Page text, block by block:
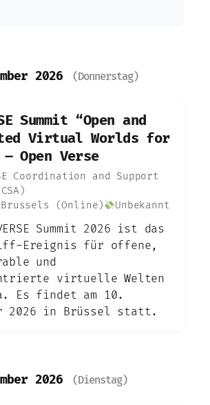
2026 (Donnerstag)
Summit “Open and
Virtual Worlds for
– Open Verse
Coordination and Support
Brussels (Online) Unbekannt
Summit 2026 ist das
Ereignis für offene,
und
virtuelle Welten
Es findet am 10.
2026 in Brüssel statt.
2026 (Dienstag)